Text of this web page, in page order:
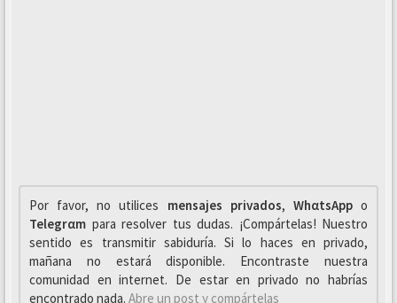
Por favor, no utilices mensajes privados, WhαtsAppo
Telegrαm para resolver tus dudas. ¡Compártelas! Nuestro
sentido es transmitir sabiduría. Si lo haces en privado,
mañana no estará disponible. Encontraste nuestra
comunidad en internet. De estar en privado no habrías
encontrado nada. Abre un post y compártelas